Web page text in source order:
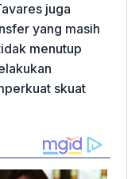
juga
yang masih
menutup
skuat